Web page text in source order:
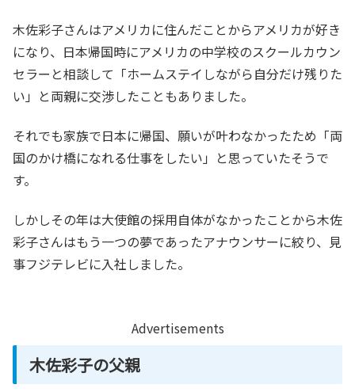
木佐彩子さんはアメリカに住んだことからアメリカが好き
になり、日本帰国時にアメリカの中学校のスクールカウン
セラーと相談して「ホームステイしながら自分だけ残りた
い」と両親に交渉したこともありました。
それでも家族で日本に帰国、願いが叶わなかったため「両
国のかけ橋になれる仕事をしたい」と思っていたそうで
す。
しかしその年は大使館の採用自体がなかったことから木佐
彩子さんはもう一つの夢であったアナウンサーに絞り、見
事フジテレビに入社しました。
Advertisements
木佐彩子の父親